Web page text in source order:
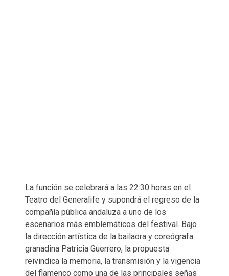
La función se celebrará a las 22:30 horas en el
Teatro del Generalife y supondrá el regreso de la
compañía pública andaluza a uno de los
escenarios más emblemáticos del festival. Bajo
la dirección artística de la bailaora y coreógrafa
granadina Patricia Guerrero, la propuesta
reivindica la memoria, la transmisión y la vigencia
del flamenco como una de las principales señas